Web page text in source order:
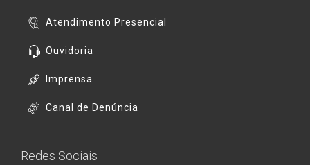
Atendimento Presencial
Ouvidoria
Imprensa
Canal de Denúncia
Redes Sociais